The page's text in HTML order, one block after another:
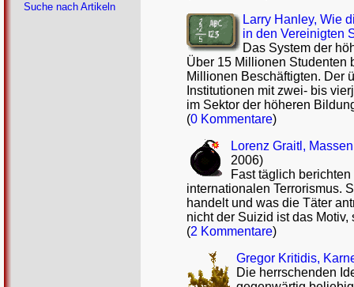
Larry Hanley, Wie
in den Vereinigten
Das System der
Über 15 Millionen Studenten
Millionen Beschäftigten. Der
Institutionen mit zwei- bis
im Sektor der höheren
(0 Kommentare)
Lorenz Graitl,
2006)
Fast täglich
internationalen Terrorismus.
handelt und was die Täter
nicht der Suizid ist das
(2 Kommentare)
Gregor Kritidis,
Die herrschenden
Suche nach Artikeln